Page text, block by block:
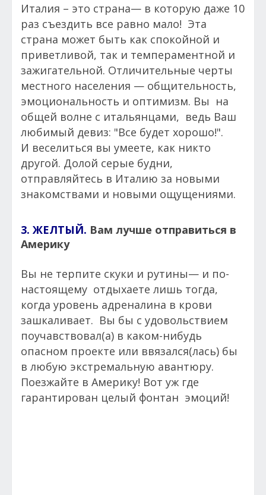
Италия – это страна— в которую даже 10
раз съездить все равно мало! Эта
страна может быть как спокойной и
приветливой, так и темпераментной и
зажигательной. Отличительные черты
местного населения — общительность,
эмоциональность и оптимизм. Вы на
общей волне с итальянцами, ведь Ваш
любимый девиз: "Все будет хорошо!".
И веселиться вы умеете, как никто
другой. Долой серые будни,
отправляйтесь в Италию за новыми
знакомствами и новыми ощущениями.
3. ЖЕЛТЫЙ. Вам лучше отправиться в
Америку
Вы не терпите скуки и рутины— и по-
настоящему отдыхаете лишь тогда,
когда уровень адреналина в крови
зашкаливает. Вы бы с удовольствием
поучавствовал(а) в каком-нибудь
опасном проекте или ввязался(лась) бы
в любую экстремальную авантюру.
Поезжайте в Америку! Вот уж где
гарантирован целый фонтан эмоций!